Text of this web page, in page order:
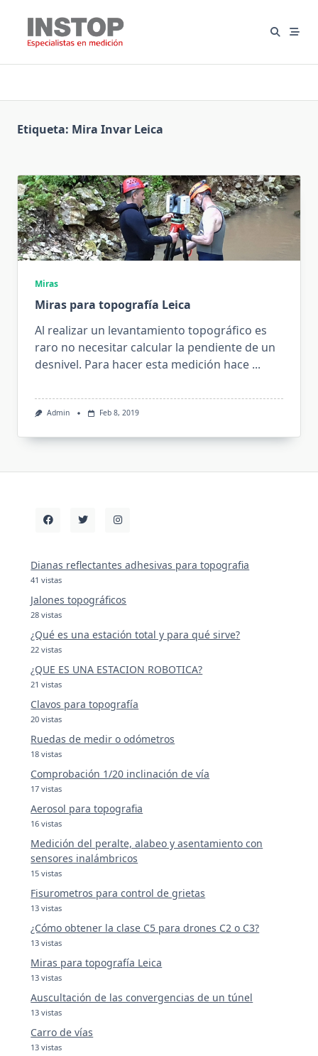
contenido
Etiqueta: Mira Invar Leica
Miras
Miras para topografía Leica
Al realizar un levantamiento topográfico es
raro no necesitar calcular la pendiente de un
desnivel. Para hacer esta medición hace ...
Admin Feb 8, 2019
Dianas reflectantes adhesivas para topografia
41 vistas
Jalones topográficos
28 vistas
¿Qué es una estación total y para qué sirve?
22 vistas
¿QUE ES UNA ESTACION ROBOTICA?
21 vistas
Clavos para topografía
20 vistas
Ruedas de medir o odómetros
18 vistas
Comprobación 1/20 inclinación de vía
17 vistas
Aerosol para topografia
16 vistas
Medición del peralte, alabeo y asentamiento con
sensores inalámbricos
15 vistas
Fisurometros para control de grietas
13 vistas
¿Cómo obtener la clase C5 para drones C2 o C3?
13 vistas
Miras para topografía Leica
13 vistas
Auscultación de las convergencias de un túnel
13 vistas
Carro de vías
13 vistas